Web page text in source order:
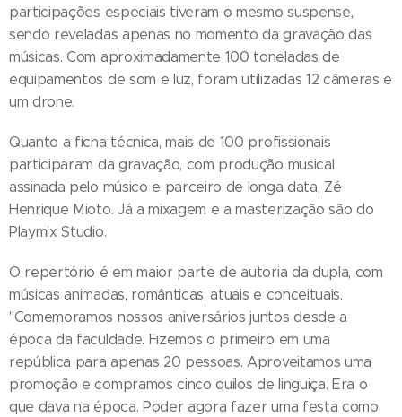
participações especiais tiveram o mesmo suspense,
sendo reveladas apenas no momento da gravação das
músicas. Com aproximadamente 100 toneladas de
equipamentos de som e luz, foram utilizadas 12 câmeras e
um drone.
Quanto a ficha técnica, mais de 100 profissionais
participaram da gravação, com produção musical
assinada pelo músico e parceiro de longa data, Zé
Henrique Mioto. Já a mixagem e a masterização são do
Playmix Studio.
O repertório é em maior parte de autoria da dupla, com
músicas animadas, românticas, atuais e conceituais.
"Comemoramos nossos aniversários juntos desde a
época da faculdade. Fizemos o primeiro em uma
república para apenas 20 pessoas. Aproveitamos uma
promoção e compramos cinco quilos de linguiça. Era o
que dava na época. Poder agora fazer uma festa como